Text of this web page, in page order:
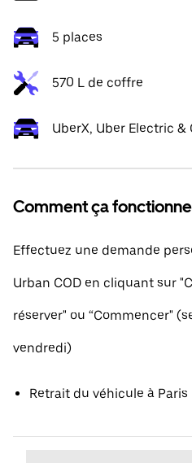
5 places
570 L de coffre
UberX, Uber Electric &
Comment ça
Effectuez une demande
Urban COD en cliquant sur
réserver" ou “Commencer"
vendredi)
Retrait du véhicule à Paris